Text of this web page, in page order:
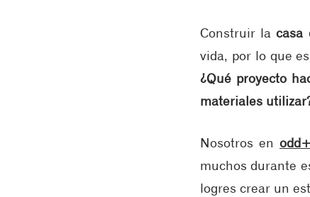
Construir la casa
vida, por lo que
¿Qué proyecto
materiales
Nosotros en odd+
muchos durante
logres crear un